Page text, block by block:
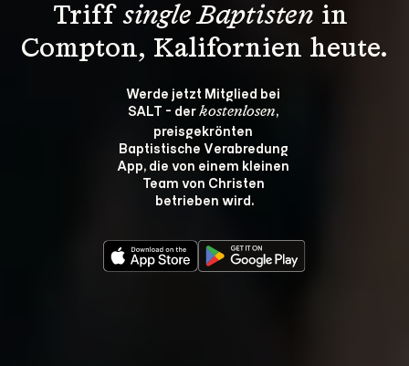
Triff single Baptisten in
Compton, Kalifornien heute.
Werde jetzt Mitglied bei
SALT - der kostenlosen,
preisgekrönten
Baptistische Verabredung
App, die von einem kleinen
Team von Christen
betrieben wird.